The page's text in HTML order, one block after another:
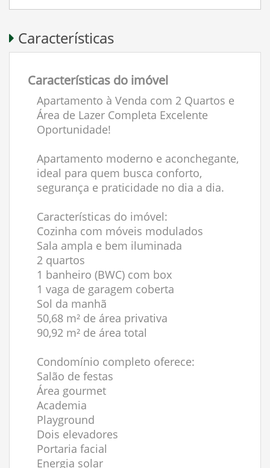
Características
Características do imóvel
Apartamento à Venda com 2 Quartos e
Área de Lazer Completa Excelente
Oportunidade!
Apartamento moderno e aconchegante,
ideal para quem busca conforto,
segurança e praticidade no dia a dia.
Características do imóvel:
Cozinha com móveis modulados
Sala ampla e bem iluminada
2 quartos
1 banheiro (BWC) com box
1 vaga de garagem coberta
Sol da manhã
50,68 m² de área privativa
90,92 m² de área total
Condomínio completo oferece:
Salão de festas
Área gourmet
Academia
Playground
Dois elevadores
Portaria facial
Energia solar